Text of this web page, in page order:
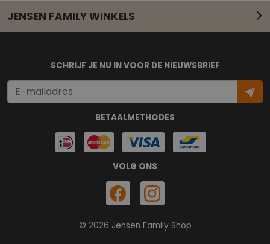
Mail onze klantenservice
JENSEN FAMILY WINKELS
BETAALMETHODES
SCHRIJF JE NU IN VOOR DE NIEUWSBRIEF
VOLG ONS
© 2026 Jensen Family Shop